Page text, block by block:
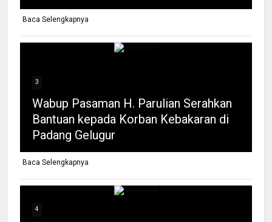
Baca Selengkapnya
3
Wabup Pasaman H. Parulian Serahkan
Bantuan kepada Korban Kebakaran di
Padang Gelugur
Baca Selengkapnya
4